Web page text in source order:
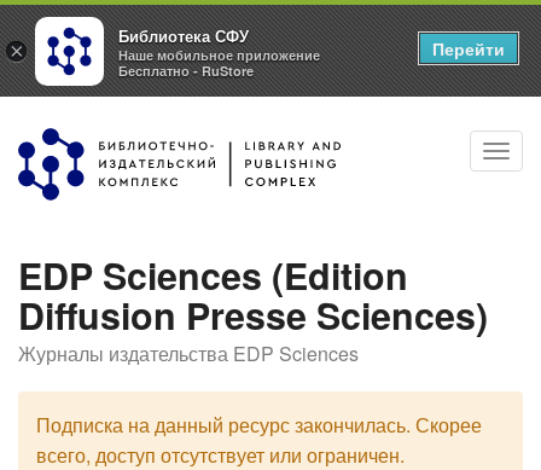
Перейти
основному
EDP Sciences (Edition
Diffusion Presse Sciences)
Журналы издательства EDP Sciences
Подписка на данный ресурс закончилась. Скорее
всего, доступ отсутствует или ограничен.
×
Библиотека СФУ
Наше мобильное приложение
Бесплатно - RuStore
Перейти